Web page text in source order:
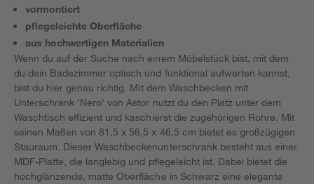
vormontiert
pflegeleichte Oberfläche
aus hochwertigen Materialien
Wenn du auf der Suche nach einem Möbelstück bist, mit dem
du dein Badezimmer optisch und funktional aufwerten kannst,
bist du hier genau richtig. Mit dem Waschbecken mit
Unterschrank 'Nero' von Astor nutzt du den Platz unter dem
Waschtisch effizient und kaschierst die zugehörigen Rohre. Mit
seinen Maßen von 81,5 x 56,5 x 46,5 cm bietet es großzügigen
Stauraum. Dieser Waschbeckenunterschrank besteht aus einer
MDF-Platte, die langlebig und pflegeleicht ist. Dabei bietet die
hochglänzende, matte Oberfläche in Schwarz eine elegante